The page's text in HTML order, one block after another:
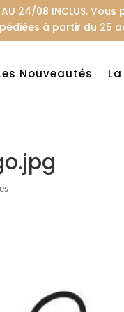
08 AU 24/08
à partir du 25
Nouveautés